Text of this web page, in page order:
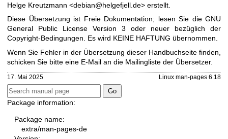
Helge Kreutzmann <debian@helgefjell.de> erstellt.
Diese Übersetzung ist Freie Dokumentation; lesen Sie die GNU
General Public License Version 3 oder neuer bezüglich der
Copyright-Bedingungen. Es wird KEINE HAFTUNG übernommen.
Wenn Sie Fehler in der Übersetzung dieser Handbuchseite finden,
schicken Sie bitte eine E-Mail an die Mailingliste der Übersetzer.
17. Mai 2025 Linux man-pages 6.18
Package information:
Package name:
extra/man-pages-de